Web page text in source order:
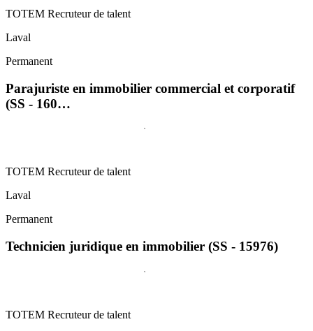
TOTEM Recruteur de talent
Laval
Permanent
Parajuriste en immobilier commercial et corporatif
(SS - 160…
TOTEM Recruteur de talent
Laval
Permanent
Technicien juridique en immobilier (SS - 15976)
TOTEM Recruteur de talent